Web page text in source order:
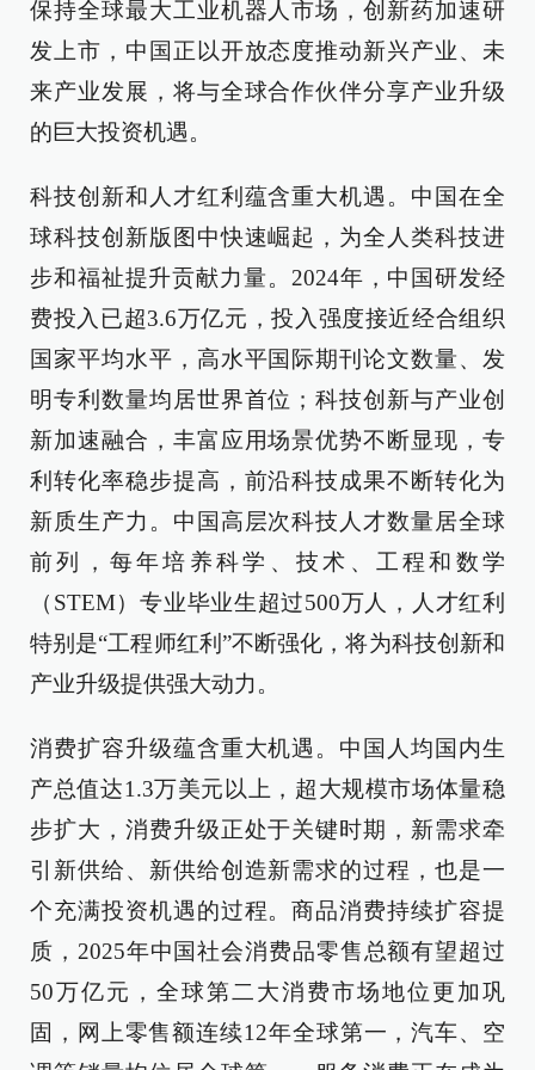
保持全球最大工业机器人市场，创新药加速研
发上市，中国正以开放态度推动新兴产业、未
来产业发展，将与全球合作伙伴分享产业升级
的巨大投资机遇。
科技创新和人才红利蕴含重大机遇。中国在全
球科技创新版图中快速崛起，为全人类科技进
步和福祉提升贡献力量。2024年，中国研发经
费投入已超3.6万亿元，投入强度接近经合组织
国家平均水平，高水平国际期刊论文数量、发
明专利数量均居世界首位；科技创新与产业创
新加速融合，丰富应用场景优势不断显现，专
利转化率稳步提高，前沿科技成果不断转化为
新质生产力。中国高层次科技人才数量居全球
前列，每年培养科学、技术、工程和数学
（STEM）专业毕业生超过500万人，人才红利
特别是“工程师红利”不断强化，将为科技创新和
产业升级提供强大动力。
消费扩容升级蕴含重大机遇。中国人均国内生
产总值达1.3万美元以上，超大规模市场体量稳
步扩大，消费升级正处于关键时期，新需求牵
引新供给、新供给创造新需求的过程，也是一
个充满投资机遇的过程。商品消费持续扩容提
质，2025年中国社会消费品零售总额有望超过
50万亿元，全球第二大消费市场地位更加巩
固，网上零售额连续12年全球第一，汽车、空